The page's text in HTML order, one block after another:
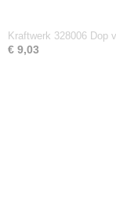
Kraftwerk 328006 Dop
€ 9,03